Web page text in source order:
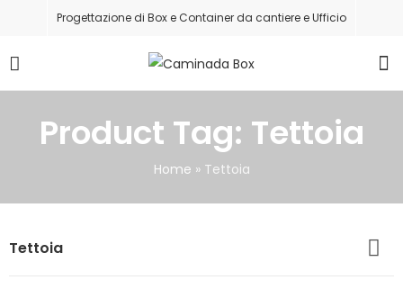
Progettazione di Box e Container da cantiere e Ufficio
Product Tag: Tettoia
Home » Tettoia
Tettoia